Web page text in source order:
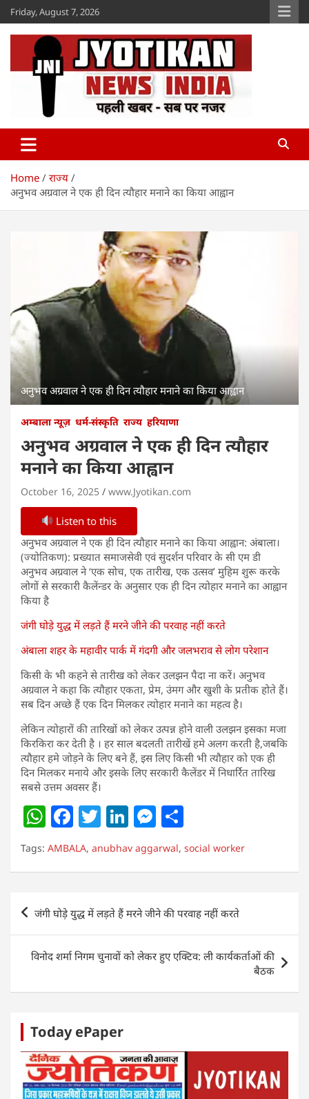
Skip
to
content
Friday, August 7, 2026
Jyotikan
Home
राज्य
अनुभव अग्रवाल ने एक ही दिन त्यौहार मनाने का किया आह्वान
अनुभव अग्रवाल ने एक ही दिन त्यौहार मनाने का किया आह्वान
अम्बाला न्यूज़ धर्म-संस्कृति राज्य हरियाणा
अनुभव अग्रवाल ने एक ही दिन त्यौहार
मनाने का किया आह्वान
October 16, 2025 www.Jyotikan.com
Listen to this
अनुभव अग्रवाल ने एक ही दिन त्यौहार मनाने का किया आह्वान: अंबाला।
(ज्योतिकण): प्रख्यात समाजसेवी एवं सुदर्शन परिवार के सी एम डी
अनुभव अग्रवाल ने ‘एक सोच, एक तारीख, एक उत्सव’ मुहिम शुरू करके
लोगों से सरकारी कैलेंन्डर के अनुसार एक ही दिन त्योहार मनाने का आह्वान
किया है
जंगी घोड़े युद्ध में लड़ते हैं मरने जीने की परवाह नहीं करते
अंबाला शहर के महावीर पार्क में गंदगी और जलभराव से लोग परेशान
किसी के भी कहने से तारीख को लेकर उलझन पैदा ना करें। अनुभव
अग्रवाल ने कहा कि त्यौहार एकता, प्रेम, उंमग और खुशी के प्रतीक होते हैं।
सब दिन अच्छे हैं एक दिन मिलकर त्योहार मनाने का महत्व है।
लेकिन त्योहारों की तारिखों को लेकर उत्पन्न होने वाली उलझन इसका मजा
किरकिरा कर देती है । हर साल बदलती तारीखें हमे अलग करती है,जबकि
त्यौहार हमे जोड़ने के लिए बने हैं, इस लिए किसी भी त्यौहार को एक ही
दिन मिलकर मनाये और इसके लिए सरकारी कैलेंडर में निधार्रित तारिख
सबसे उत्तम अवसर हैं।
W
h
at
s
A
p
p
F
a
c
e
b
o
o
T
w
itt
er
Li
n
k
e
dI
n
M
e
ss
e
n
g
er
h
ar
e
Tags: AMBALA, anubhav aggarwal, social worker
Post
navigation
जंगी घोड़े युद्ध में लड़ते हैं मरने जीने की परवाह नहीं करते
विनोद शर्मा निगम चुनावों को लेकर हुए एक्टिव: ली कार्यकर्ताओं की
बैठक
Today ePaper